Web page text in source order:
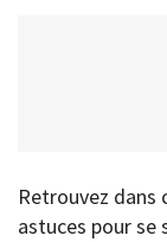
Retrouvez
astuces pour